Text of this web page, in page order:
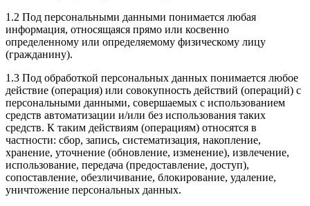
1.2 Под персональными данными понимается любая
информация, относящаяся прямо или косвенно
определенному или определяемому физическому лицу
(гражданину).
1.3 Под обработкой персональных данных понимается любое
действие (операция) или совокупность действий (операций) с
персональными данными, совершаемых с использованием
средств автоматизации и/или без использования таких
средств. К таким действиям (операциям) относятся в
частности: сбор, запись, систематизация, накопление,
хранение, уточнение (обновление, изменение), извлечение,
использование, передача (предоставление, доступ),
сопоставление, обезличивание, блокирование, удаление,
уничтожение персональных данных.